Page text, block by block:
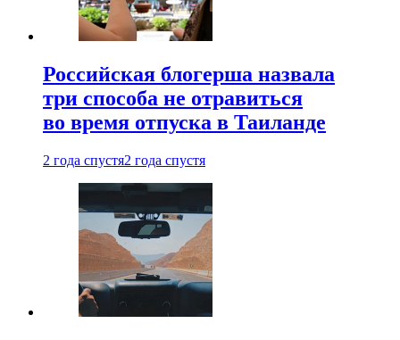
Российская блогерша назвала
три способа не отравиться
во время отпуска в Таиланде
2 года спустя2 года спустя